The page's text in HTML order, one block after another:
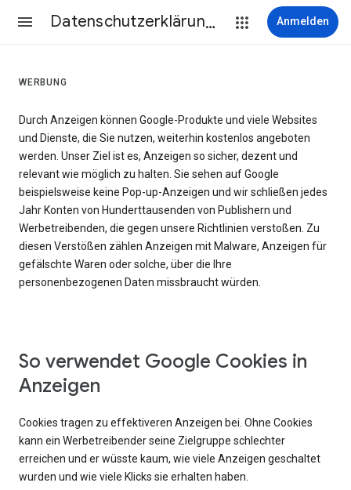
Datenschutzerklärung & Nutzungsbedingungen Anmelden
WERBUNG
Durch Anzeigen können Google-Produkte und viele Websites
und Dienste, die Sie nutzen, weiterhin kostenlos angeboten
werden. Unser Ziel ist es, Anzeigen so sicher, dezent und
relevant wie möglich zu halten. Sie sehen auf Google
beispielsweise keine Pop-up-Anzeigen und wir schließen jedes
Jahr Konten von Hunderttausenden von Publishern und
Werbetreibenden, die gegen unsere Richtlinien verstoßen. Zu
diesen Verstößen zählen Anzeigen mit Malware, Anzeigen für
gefälschte Waren oder solche, über die Ihre
personenbezogenen Daten missbraucht würden.
So verwendet Google Cookies in
Anzeigen
Cookies tragen zu effektiveren Anzeigen bei. Ohne Cookies
kann ein Werbetreibender seine Zielgruppe schlechter
erreichen und er wüsste kaum, wie viele Anzeigen geschaltet
wurden und wie viele Klicks sie erhalten haben.